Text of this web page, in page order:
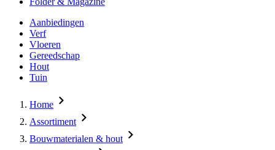
Aanbiedingen
Verf
Vloeren
Gereedschap
Hout
Tuin
Home
Assortiment
Bouwmaterialen & hout